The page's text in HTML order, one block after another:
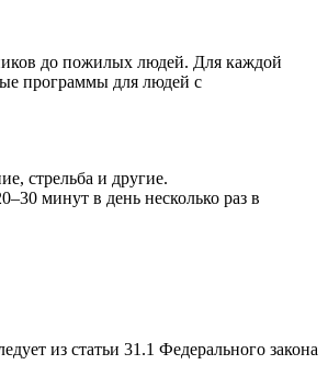
до пожилых людей. Для каждой
программы для людей с
стрельба и другие.
минут в день несколько раз в
из статьи 31.1 Федерального закона